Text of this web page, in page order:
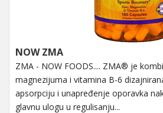
NOW ZMA
ZMA - NOW FOODS.... ZMA® je
magnezijuma i vitamina B-6
apsorpciju i unapređenje oporavka
glavnu ulogu u regulisanju...